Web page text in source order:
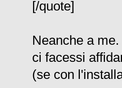
[/quote]
Neanche a
ci facessi
(se con